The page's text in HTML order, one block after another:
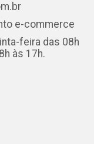
e-commerce
feira das 08h
às 17h.